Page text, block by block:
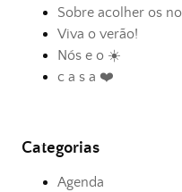
Sobre acolher os
Viva o verão!
Nós e o ☀️
c a s a ❤️
Categorias
Agenda